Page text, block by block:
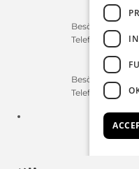
Besökstid
Telefontid
Besökstid
Telefontid
E-post: